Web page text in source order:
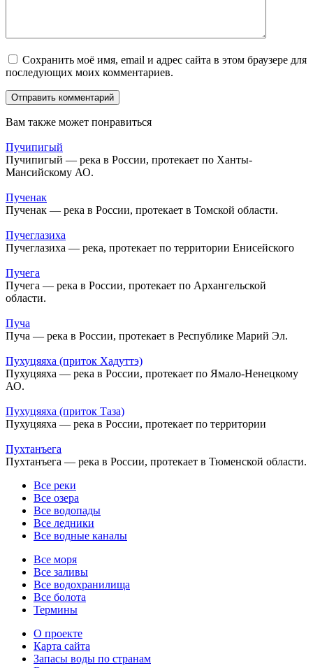
Сохранить моё имя, email и адрес сайта в этом браузере для
последующих моих комментариев.
Вам также может понравиться
Пучипигый
Пучипигый — река в России, протекает по Ханты-
Мансийскому АО.
Пученак
Пученак — река в России, протекает в Томской области.
Пучеглазиха
Пучеглазиха — река, протекает по территории Енисейского
Пучега
Пучега — река в России, протекает по Архангельской
области.
Пуча
Пуча — река в России, протекает в Республике Марий Эл.
Пухуцяяха (приток Хадуттэ)
Пухуцяяха — река в России, протекает по Ямало-Ненецкому
АО.
Пухуцяяха (приток Таза)
Пухуцяяха — река в России, протекает по территории
Пухтанъега
Пухтанъега — река в России, протекает в Тюменской области.
Все реки
Все озера
Все водопады
Все ледники
Все водные каналы
Все моря
Все заливы
Все водохранилища
Все болота
Термины
О проекте
Карта сайта
Запасы воды по странам